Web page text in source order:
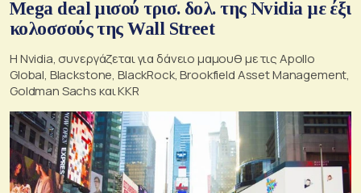
Mega deal μισού τρισ. δολ. της Nvidia με έξι
κολοσσούς της Wall Street
Η Nvidia, συνεργάζεται για δάνειο μαμουθ με τις Apollo
Global, Blackstone, BlackRock, Brookfield Asset Management,
Goldman Sachs και KKR